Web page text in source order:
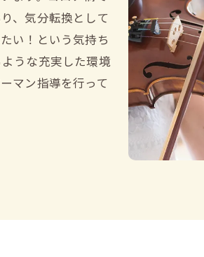
、気分転換として
い！という気持ち
うな充実した環境
マン指導を行って